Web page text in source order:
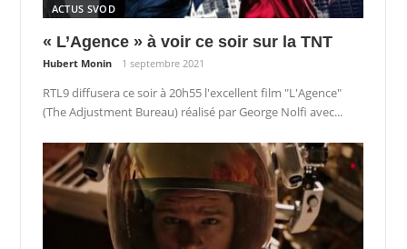
ACTUS SVOD
« L’Agence » à voir ce soir sur la TNT
Hubert Monin 1 septembre 2021
RTL9 diffusera ce soir à 20h55 l'excellent film "L'Agence"
(The Adjustment Bureau) réalisé par George Nolfi avec...